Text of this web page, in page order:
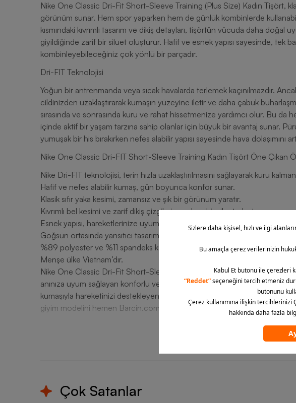
Nike One Classic Dri-Fit Short-Sleeve Training (Plus Size) Kadın Tişört,
görünüm sunar. Hem spor yaparken hem de günlük kombinlerde
kısmındaki kıvrımlı tasarım ve dikiş detayları, tişörtün vücuda daha doğal
giyildiğinde zarif bir siluet oluşturur. Hafif ve esnek yapısı sayesinde, tek
kombinleyebileceğiniz çok yönlü bir parçadır.
Dri-FIT Teknolojisi
Yoğun bir antrenmanda veya sıcak havalarda terlemek kaçınılmazdır.
cildinizden uzaklaştırarak kumaşın yüzeyine iletir ve daha çabuk
sırasında ve sonrasında kuru ve rahat hissetmenize yardımcı olur. Bu da
içinde aktif bir yaşam tarzına sahip olanlar için büyük bir avantaj sunar.
yumuşak bir his bırakırken nefes alabilir yapısı sayesinde hava dolaşımını
Nike One Classic Dri-FIT Short-Sleeve Training Kadın Tişört Öne Çıkan
Nike Dri-FIT teknolojisi, terin hızla uzaklaştırılmasını sağlayarak kuru
Hafif ve nefes alabilir kumaş, gün boyunca konfor sunar.
Klasik sıfır yaka kesimi, zamansız ve şık bir görünüm yaratır.
Kıvrımlı bel kesimi ve zarif dikiş çizgileri, modern bir siluet oluşturur.
Esnek yapısı, hareketlerinize uyum sağlayarak maksimum rahatlık sunar.
Göğsün ortasında yansıtıcı tasarımlı logo, spor kombinlerinize şık bir
%89 polyester ve %11 spandeks karışımı, hafiflik, esneklik ve dayanıklılığı
Menşe ülke Vietnam’dır.
Nike One Classic Dri-Fit Short-Sleeve Training (Plus Size) Kadın Tişört
anınıza uyum sağlayan konforlu ve şık seçenektir. Dri-FIT teknolojisiyle
kumaşıyla hareketinizi destekleyen model, rahatlık ve stil arayanlar için
giyim modelini hemen Barcin.com ayrıcalıklarıyla sipariş verebilir ve günlük
Tümünü göster
Çok Satanlar